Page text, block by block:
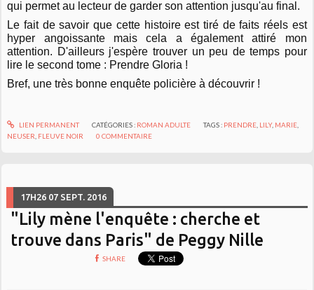
qui permet au lecteur de garder son attention jusqu'au final.
Le fait de savoir que cette histoire est tiré de faits réels est
hyper angoissante mais cela a également attiré mon
attention. D'ailleurs j'espère trouver un peu de temps pour
lire le second tome : Prendre Gloria !
Bref, une très bonne enquête policière à découvrir !
LIEN PERMANENT CATÉGORIES : ROMAN ADULTE TAGS : PRENDRE LILY, MARIE
NEUSER FLEUVE NOIR 0 COMMENTAIRE
17H26 07 SEPT. 2016
"Lily mène l'enquête : cherche et
trouve dans Paris" de Peggy Nille
SHARE